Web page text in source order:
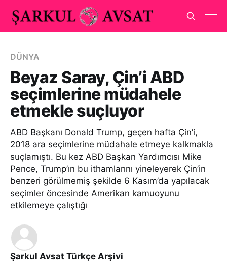
DÜNYA
Beyaz Saray, Çin’i ABD
seçimlerine müdahele
etmekle suçluyor
ABD Başkanı Donald Trump, geçen hafta Çin’i,
2018 ara seçimlerine müdahale etmeye kalkmakla
suçlamıştı. Bu kez ABD Başkan Yardımcısı Mike
Pence, Trump’ın bu ithamlarını yineleyerek Çin’in
benzeri görülmemiş şekilde 6 Kasım’da yapılacak
seçimler öncesinde Amerikan kamuoyunu
etkilemeye çalıştığı
Şarkul Avsat Türkçe Arşivi